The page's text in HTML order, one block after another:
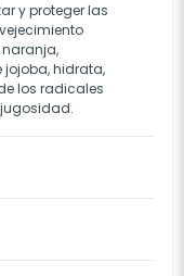
y proteger las
jojoba, hidrata,
los radicales